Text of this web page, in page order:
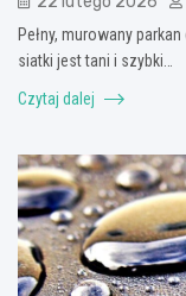
Pełny, murowany
siatki jest tani i szybki…
Czytaj dalej